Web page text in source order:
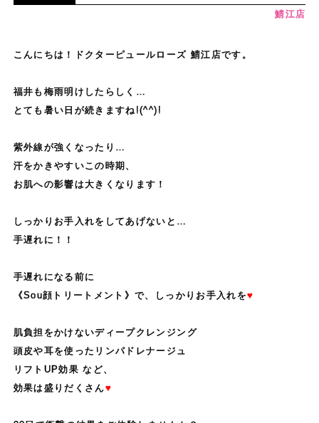
鯖江店
こんにちは！ドクターピュールローズ 鯖江店です。
福井も梅雨明けしたらしく…
とても暑い日が続きますね!(^^)!
紫外線が強くなったり…
汗をかきやすいこの時期、
お肌への影響は大きくなります！
しっかりお手入れをしてあげないと…
手遅れに！！
手遅れになる前に
《Sou顔トリートメント》で、しっかりお手入れを♥
肌負担をかけないディープクレンジング
頭皮や耳を使ったリンパドレナージュ
リフトUP効果 など、
効果は盛りだくさん♥